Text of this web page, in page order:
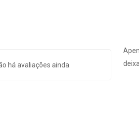
há avaliações ainda.